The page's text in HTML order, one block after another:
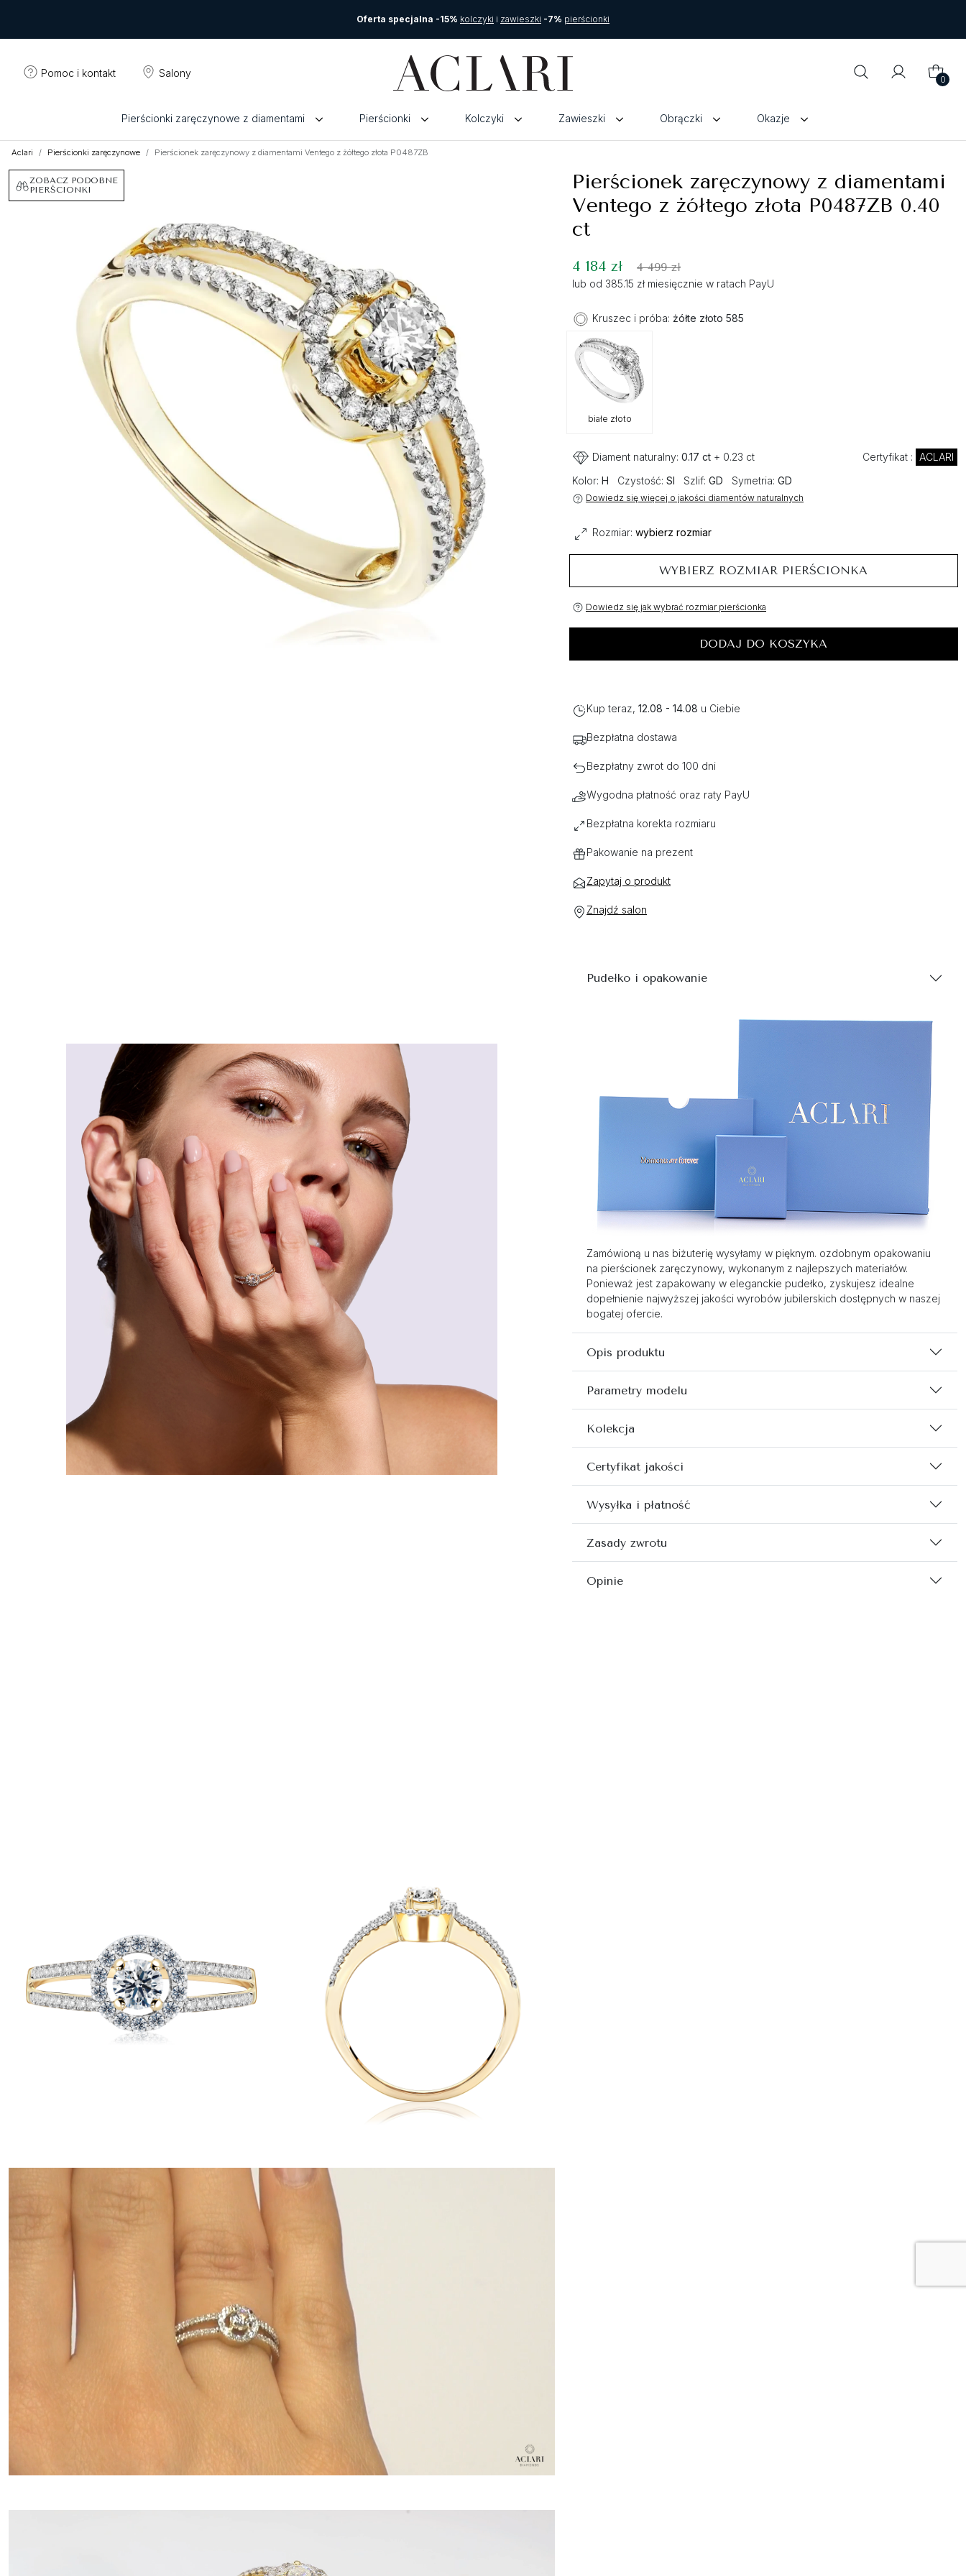
Oferta specjalna -15% kolczyki i zawieszki -7% pierścionki
Pomoc i kontakt Salony
0
Pierścionki zaręczynowe z diamentami Pierścionki Kolczyki Zawieszki Obrączki Okazje
Aclari Pierścionki zaręczynowe Pierścionek zaręczynowy z diamentami Ventego z żółtego złota P0487ZB
ZOBACZ PODOBNE
PIERŚCIONKI
Pierścionek zaręczynowy z diamentami
Ventego z żółtego złota P0487ZB 0.40
ct
4 184 zł 4 499 zł
lub od 385.15 zł miesięcznie w ratach PayU
Kruszec i próba: żółte złoto 585
białe złoto
Diament naturalny: 0.17 ct + 0.23 ct Certyfikat : ACLARI
Kolor: H Czystość: SI Szlif: GD Symetria: GD
Dowiedz się więcej o jakości diamentów naturalnych
Rozmiar: wybierz rozmiar
WYBIERZ ROZMIAR PIERŚCIONKA
Dowiedz się jak wybrać rozmiar pierścionka
DODAJ DO KOSZYKA
Kup teraz, 12.08 - 14.08 u Ciebie
Bezpłatna dostawa
Bezpłatny zwrot do 100 dni
Wygodna płatność oraz raty PayU
Bezpłatna korekta rozmiaru
Pakowanie na prezent
Zapytaj o produkt
Znajdź salon
Pudełko i opakowanie
Zamówioną u nas biżuterię wysyłamy w pięknym. ozdobnym opakowaniu
na pierścionek zaręczynowy, wykonanym z najlepszych materiałów.
Ponieważ jest zapakowany w eleganckie pudełko, zyskujesz idealne
dopełnienie najwyższej jakości wyrobów jubilerskich dostępnych w naszej
bogatej ofercie.
Opis produktu
Parametry modelu
Kolekcja
Certyfikat jakości
Wysyłka i płatność
Zasady zwrotu
Opinie